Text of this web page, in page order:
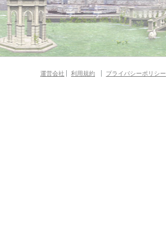
運営会社 利用規約 プライバシーポリシー